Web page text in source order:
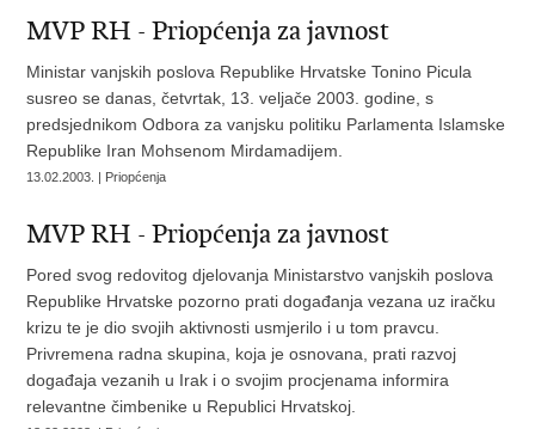
MVP RH - Priopćenja za javnost
Ministar vanjskih poslova Republike Hrvatske Tonino Picula
susreo se danas, četvrtak, 13. veljače 2003. godine, s
predsjednikom Odbora za vanjsku politiku Parlamenta Islamske
Republike Iran Mohsenom Mirdamadijem.
13.02.2003. | Priopćenja
MVP RH - Priopćenja za javnost
Pored svog redovitog djelovanja Ministarstvo vanjskih poslova
Republike Hrvatske pozorno prati događanja vezana uz iračku
krizu te je dio svojih aktivnosti usmjerilo i u tom pravcu.
Privremena radna skupina, koja je osnovana, prati razvoj
događaja vezanih u Irak i o svojim procjenama informira
relevantne čimbenike u Republici Hrvatskoj.